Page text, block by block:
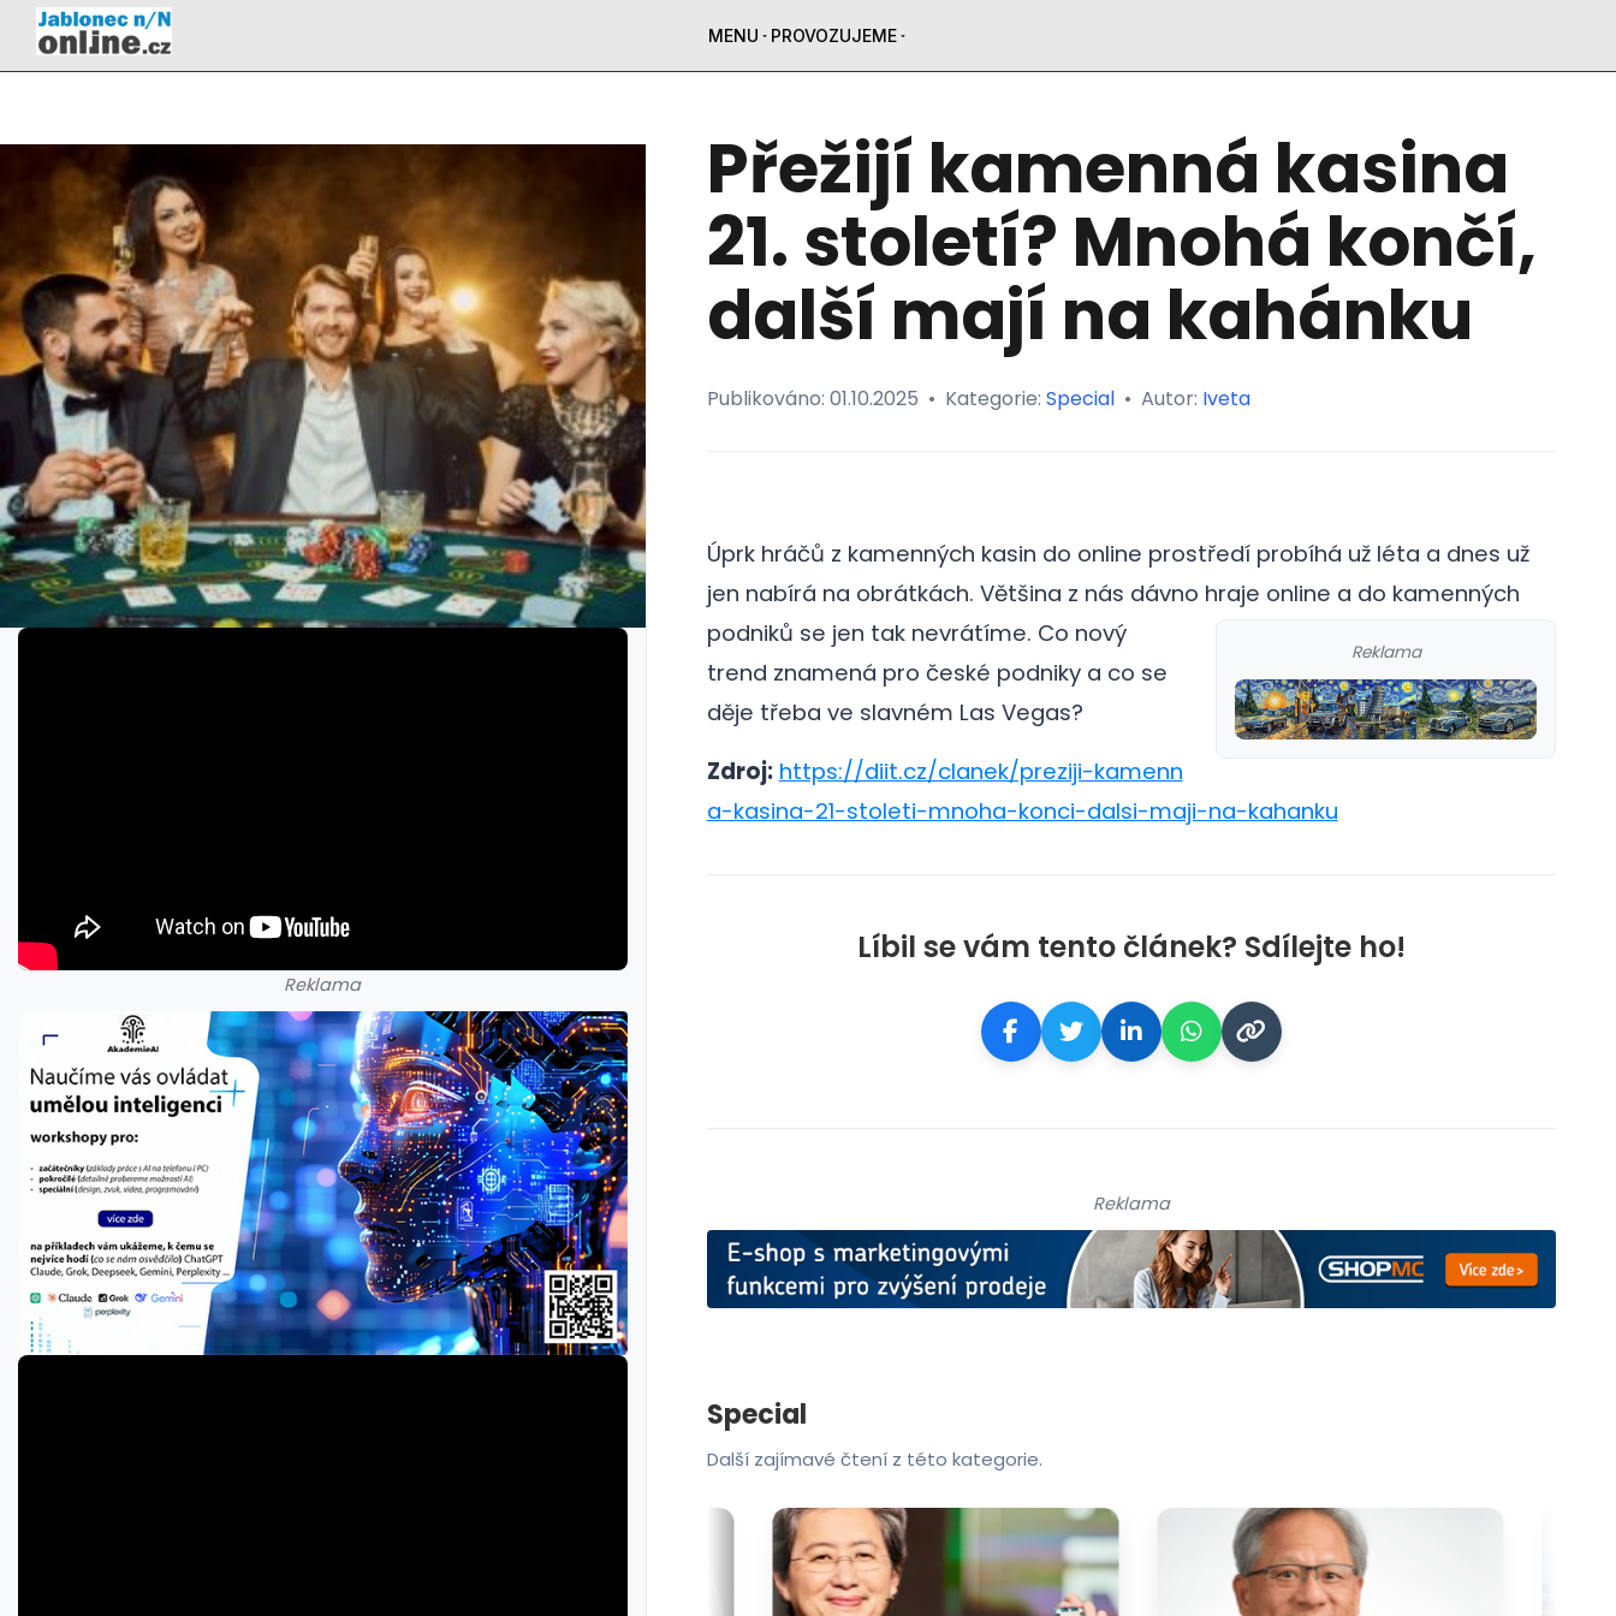
MENU PROVOZUJEME
Reklama
Přežijí kamenná kasina
21. století? Mnohá končí,
další mají na kahánku
Publikováno: 01.10.2025 • Kategorie: Special • Autor: Iveta
Úprk hráčů z kamenných kasin do online prostředí probíhá už léta a dnes už
jen nabírá na obrátkách. Většina z nás dávno hraje online a do kamenných
podniků se jen tak nevrátíme.
Reklama
Co nový
trend znamená pro české podniky a co se
děje třeba ve slavném Las Vegas?
Zdroj: https://diit.cz/clanek/preziji-kamenn
a-kasina-21-stoleti-mnoha-konci-dalsi-maji-na-kahanku
Líbil se vám tento článek? Sdílejte ho!
Reklama
Special
Další zajímavé čtení z této kategorie.